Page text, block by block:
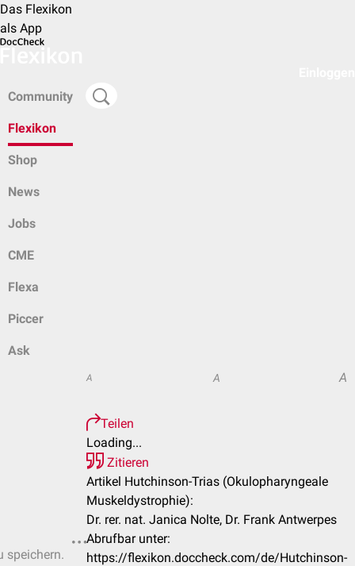
Das Flexikon
als App
Community
Flexikon
Shop
News
Jobs
CME
Flexa
Piccer
Ask
speichern.
A A A
Teilen
Loading...
Zitieren
Artikel Hutchinson-Trias (Okulopharyngeale
Muskeldystrophie):
Dr. rer. nat. Janica Nolte, Dr. Frank Antwerpes
Abrufbar unter:
https://flexikon.doccheck.com/de/Hutchinson-